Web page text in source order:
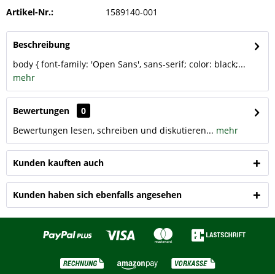
Artikel-Nr.: 1589140-001
Beschreibung
body { font-family: 'Open Sans', sans-serif; color: black;...
mehr
Bewertungen
0
Bewertungen lesen, schreiben und diskutieren... mehr
Kunden kauften auch
Kunden haben sich ebenfalls angesehen